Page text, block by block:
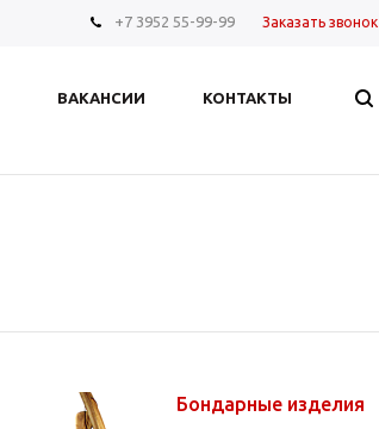
+7 3952 55-99-99 Заказать звонок
ВАКАНСИИ КОНТАКТЫ
Бондарные изделия